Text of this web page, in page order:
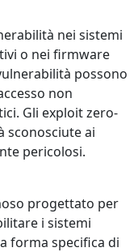
nei sistemi
o nei firmware
possono
non
Gli exploit zero-
sconosciute ai
pericolosi.
progettato per
i sistemi
forma specifica di